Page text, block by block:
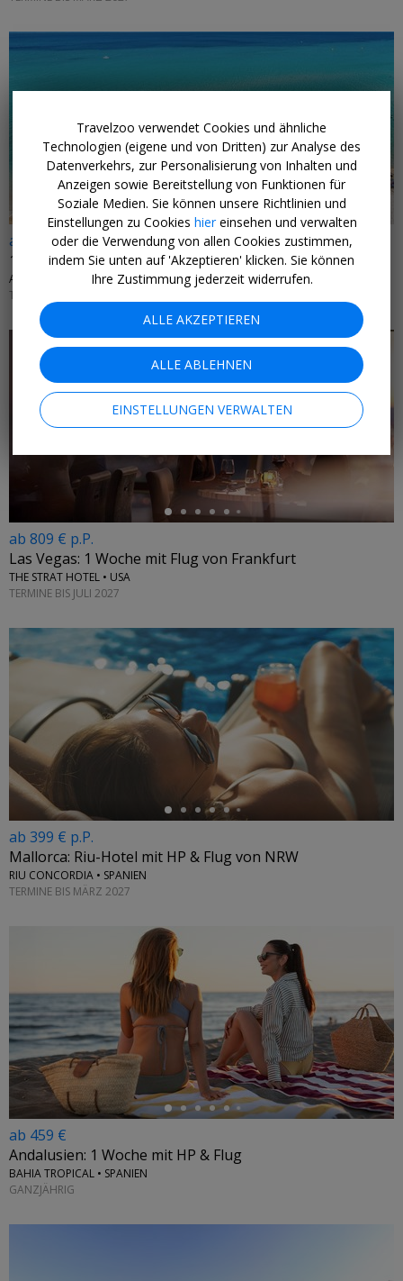
ab 529 € p.P.
1 Woche Chalkidiki inkl. Flug von Stuttgart
AMMON ZEUS HOTEL • GRIECHENLAND
TERMINE AB 18. AUGUST BIS 31. OKTOBER 2026
←
ab 809 € p.P.
Las Vegas: 1 Woche mit Flug von Frankfurt
THE STRAT HOTEL • USA
TERMINE BIS JULI 2027
←
ab 399 € p.P.
Mallorca: Riu-Hotel mit HP & Flug von NRW
RIU CONCORDIA • SPANIEN
TERMINE BIS MÄRZ 2027
←
ab 459 €
Andalusien: 1 Woche mit HP & Flug
BAHIA TROPICAL • SPANIEN
GANZJÄHRIG
Travelzoo verwendet Cookies und ähnliche
Technologien (eigene und von Dritten) zur Analyse des
Datenverkehrs, zur Personalisierung von Inhalten und
Anzeigen sowie Bereitstellung von Funktionen für
Soziale Medien. Sie können unsere Richtlinien und
Einstellungen zu Cookies hiereinsehen und verwalten
oder die Verwendung von allen Cookies zustimmen,
indem Sie unten auf 'Akzeptieren' klicken. Sie können
Ihre Zustimmung jederzeit widerrufen.
ALLE AKZEPTIEREN
ALLE ABLEHNEN
EINSTELLUNGEN VERWALTEN